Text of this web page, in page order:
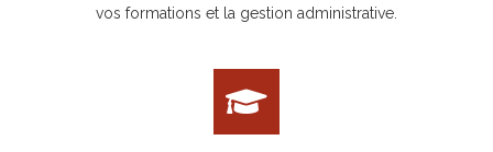
vos formations et la gestion administrative.